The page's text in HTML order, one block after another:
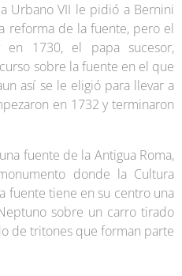
Urbano VII le pidió a Bernini
reforma de la fuente, pero el
en 1730, el papa sucesor,
sobre la fuente en el que
así se le eligió para llevar a
en 1732 y terminaron
fuente de la Antigua Roma,
donde la Cultura
fuente tiene en su centro una
sobre un carro tirado
de tritones que forman parte